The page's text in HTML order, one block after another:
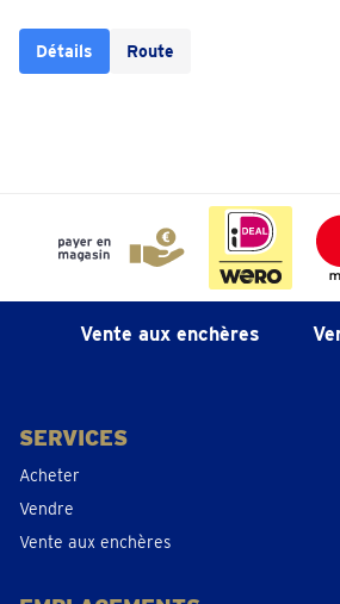
Détails Route
Vente aux enchères
SERVICES
Acheter
Vendre
Vente aux enchères